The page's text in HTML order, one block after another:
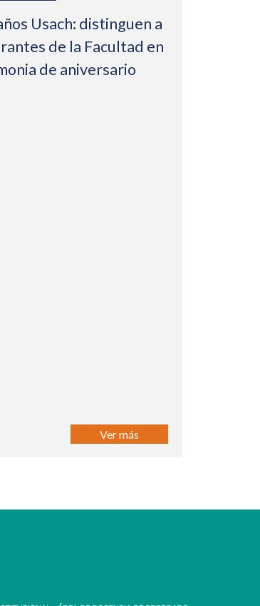
Usach: distinguen a
de la Facultad en
de aniversario
Ver más